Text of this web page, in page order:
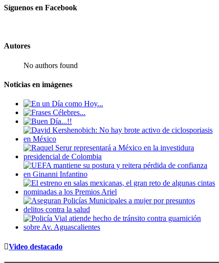
Síguenos en Facebook
Autores
No authors found
Noticias en imágenes
Video destacado